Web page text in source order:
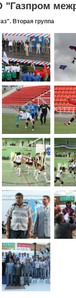
Вторая группа